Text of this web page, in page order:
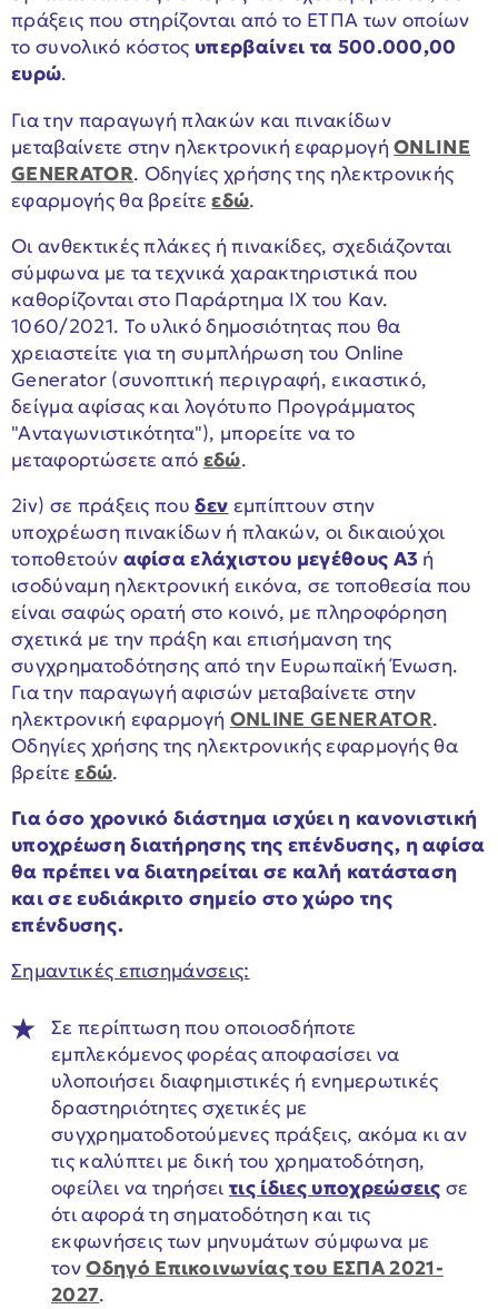
πράξεις που στηρίζονται από το ΕΤΠΑ των οποίων
το συνολικό κόστος υπερβαίνει τα 500.000,00
ευρώ.
Για την παραγωγή πλακών και πινακίδων
μεταβαίνετε στην ηλεκτρονική εφαρμογήONLINE
GENERATOR. Οδηγίες χρήσης της ηλεκτρονικής
εφαρμογής θα βρείτεεδώ.
Οι ανθεκτικές πλάκες ή πινακίδες, σχεδιάζονται
σύμφωνα με τα τεχνικά χαρακτηριστικά που
καθορίζονται στο Παράρτημα ΙΧ του Καν.
1060/2021. Το υλικό δημοσιότητας που θα
χρειαστείτε για τη συμπλήρωση του Online
Generator (συνοπτική περιγραφή, εικαστικό,
δείγμα αφίσας και λογότυπο Προγράμματος
"Ανταγωνιστικότητα"), μπορείτε να το
μεταφορτώσετε από εδώ.
2iv) σε πράξεις πουδεν εμπίπτουν στην
υποχρέωση πινακίδων ή πλακών, οι δικαιούχοι
τοποθετούν αφίσα ελάχιστου μεγέθους Α3 ή
ισοδύναμη ηλεκτρονική εικόνα, σε τοποθεσία που
είναι σαφώς ορατή στο κοινό, με πληροφόρηση
σχετικά με την πράξη και επισήμανση της
συγχρηματοδότησης από την Ευρωπαϊκή Ένωση.
Για την παραγωγή αφισών μεταβαίνετε στην
ηλεκτρονική εφαρμογή ONLINE GENERATOR.
Οδηγίες χρήσης της ηλεκτρονικής εφαρμογής θα
βρείτεεδώ.
Για όσο χρονικό διάστημα ισχύει η κανονιστική
υποχρέωση διατήρησης της επένδυσης, η αφίσα
θα πρέπει να διατηρείται σε καλή κατάσταση
και σε ευδιάκριτο σημείο στο χώρο της
επένδυσης.
Σημαντικές επισημάνσεις:
Σε περίπτωση που οποιοσδήποτε
εμπλεκόμενος φορέας αποφασίσει να
υλοποιήσει διαφημιστικές ή ενημερωτικές
δραστηριότητες σχετικές με
συγχρηματοδοτούμενες πράξεις, ακόμα κι αν
τις καλύπτει με δική του χρηματοδότηση,
οφείλει να τηρήσειτις ίδιες υποχρεώσεις σε
ότι αφορά τη σηματοδότηση και τις
εκφωνήσεις των μηνυμάτων σύμφωνα με
τονΟδηγό Επικοινωνίας του ΕΣΠΑ 2021-
2027.